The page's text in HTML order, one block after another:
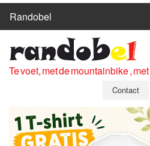
Randobel
ROUTES
CLUBS
OVER
LEDEN
Te voet, met de mountainbike ,
Contact